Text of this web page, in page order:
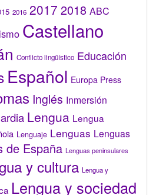
2016 2017 2018 ABC
Castellano
Conflicto lingüístico Educación
Español Europa Press
Inglés Inmersión
Lengua Lengua
Lenguaje Lenguas Lenguas
de España Lenguas peninsulares
y cultura Lengua y
Lengua y sociedad